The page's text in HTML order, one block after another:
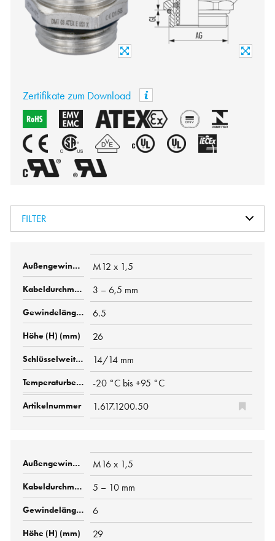
Zertifikate zum Download
FILTER
M12 x 1,5
3 – 6,5 mm
6.5
26
14/14 mm
-20 °C bis +95 °C
1.617.1200.50
M16 x 1,5
5 – 10 mm
6
29